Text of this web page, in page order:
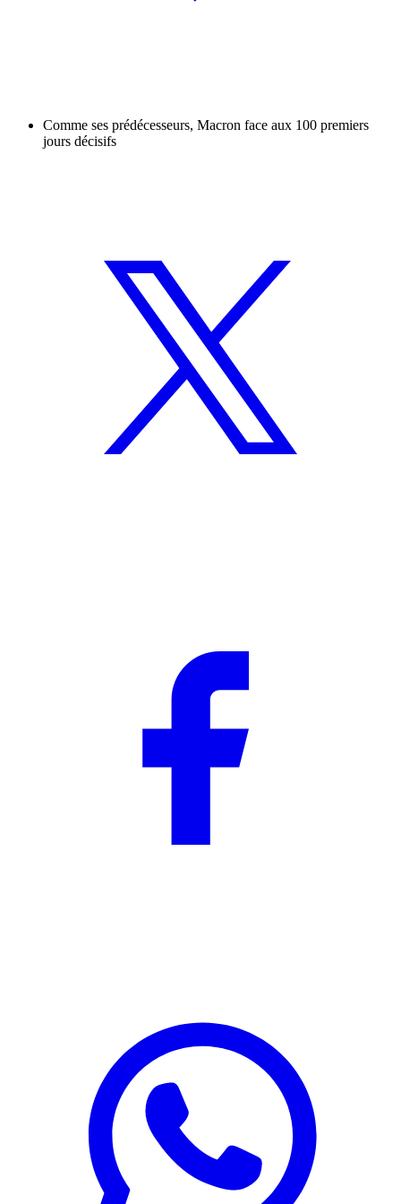
Comme ses prédécesseurs, Macron face aux 100 premiers
jours décisifs